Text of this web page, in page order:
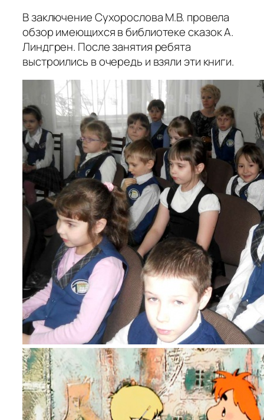
В заключение Сухорослова М.В. провела
обзор имеющихся в библиотеке сказок А.
Линдгрен. После занятия ребята
выстроились в очередь и взяли эти книги.